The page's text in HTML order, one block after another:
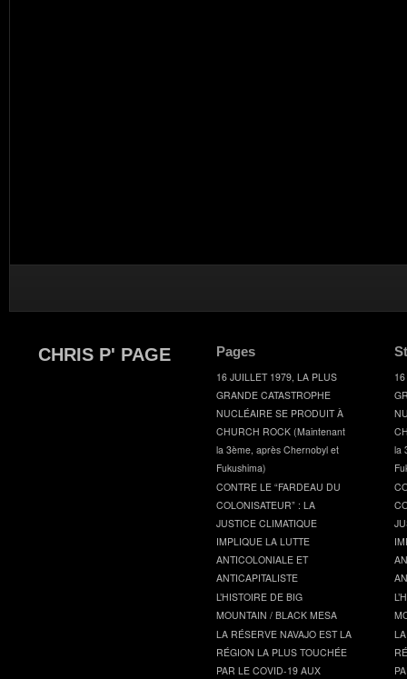
CHRIS P' PAGE Pages
16 JUILLET 1979, LA PLUS
GRANDE CATASTROPHE
NUCLÉAIRE SE PRODUIT À
CHURCH ROCK (Maintenant
la 3ème, après Chernobyl et
Fukushima)
CONTRE LE “FARDEAU DU
COLONISATEUR” : LA
JUSTICE CLIMATIQUE
IMPLIQUE LA LUTTE
ANTICOLONIALE ET
ANTICAPITALISTE
L’HISTOIRE DE BIG
MOUNTAIN / BLACK MESA
LA RÉSERVE NAVAJO EST LA
RÉGION LA PLUS TOUCHÉE
PAR LE COVID-19 AUX
la